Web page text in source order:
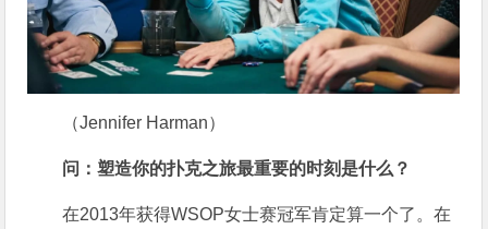
（Jennifer Harman）
问：塑造你的扑克之旅最重要的时刻是什么？
在2013年获得WSOP女士赛冠军肯定算一个了。在